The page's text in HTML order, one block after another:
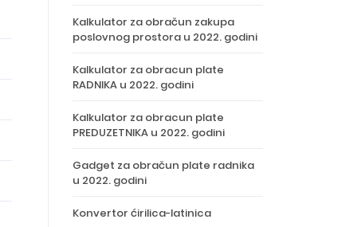
Kalkulator za obračun zakupa
poslovnog prostora u 2022. godini
Kalkulator za obracun plate
RADNIKA u 2022. godini
Kalkulator za obracun plate
PREDUZETNIKA u 2022. godini
Gadget za obračun plate radnika
u 2022. godini
Konvertor ćirilica-latinica